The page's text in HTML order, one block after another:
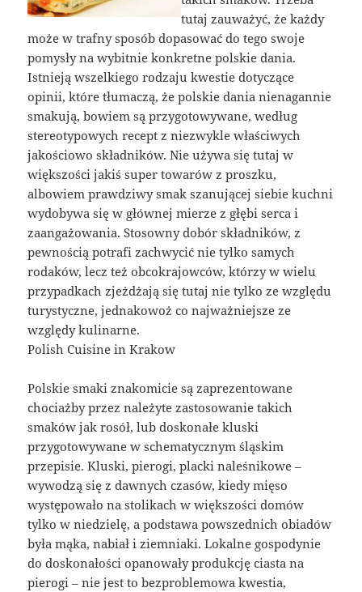
tutaj zauważyć, że każdy
może w trafny sposób dopasować do tego swoje
pomysły na wybitnie konkretne polskie dania.
Istnieją wszelkiego rodzaju kwestie dotyczące
opinii, które tłumaczą, że polskie dania nienagannie
smakują, bowiem są przygotowywane, według
stereotypowych recept z niezwykle właściwych
jakościowo składników. Nie używa się tutaj w
większości jakiś super towarów z proszku,
albowiem prawdziwy smak szanującej siebie kuchni
wydobywa się w głównej mierze z głębi serca i
zaangażowania. Stosowny dobór składników, z
pewnością potrafi zachwycić nie tylko samych
rodaków, lecz też obcokrajowców, którzy w wielu
przypadkach zjeżdżają się tutaj nie tylko ze względu
turystyczne, jednakowoż co najważniejsze ze
względy kulinarne.
Polish Cuisine in Krakow
Polskie smaki znakomicie są zaprezentowane
chociażby przez należyte zastosowanie takich
smaków jak rosół, lub doskonałe kluski
przygotowywane w schematycznym śląskim
przepisie. Kluski, pierogi, placki naleśnikowe –
wywodzą się z dawnych czasów, kiedy mięso
występowało na stolikach w większości domów
tylko w niedzielę, a podstawa powszednich obiadów
była mąka, nabiał i ziemniaki. Lokalne gospodynie
do doskonałości opanowały produkcję ciasta na
pierogi – nie jest to bezproblemowa kwestia,